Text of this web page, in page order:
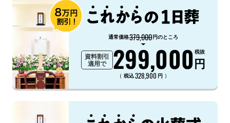
通常価格379,000円のところ
資料割引
適用で
299,000円
税抜
（ 税込328,900 円 ）